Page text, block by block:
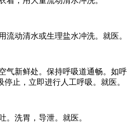
流动清水或生理盐水冲洗。就医。
气新鲜处。保持呼吸道通畅。如呼
止，立即进行人工呼吸。就医。
。洗胃，导泄。就医。